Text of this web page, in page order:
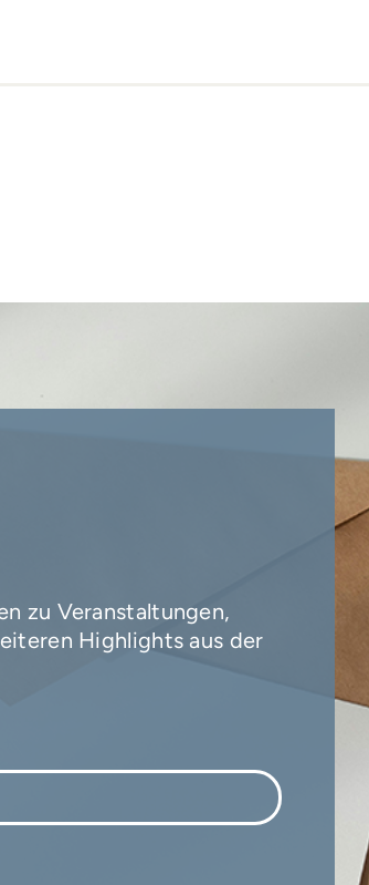
zu Veranstaltungen,
Highlights aus der